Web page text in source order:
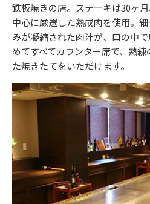
鉄板焼きの店。ステーキは30ヶ
中心に厳選した熟成肉を使用。
みが凝縮された肉汁が、口の中
めてすべてカウンター席で、熟
た焼きたてをいただけます。